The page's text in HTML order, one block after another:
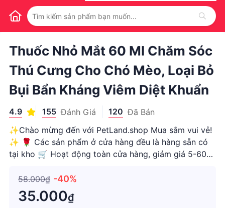
1 /
Thuốc Nhỏ Mắt 60 Ml Chăm Sóc
Thú Cưng Cho Chó Mèo, Loại Bỏ
Bụi Bẩn Kháng Viêm Diệt Khuẩn
4.9 155 Đánh Giá 120 Đã Bán
✨Chào mừng đến với PetLand.shop Mua sắm vui vẻ!
✨ 🌹 Các sản phẩm ở cửa hàng đều là hàng sẵn có
tại kho 🛒 Hoạt động toàn cửa hàng, giảm giá 5-60%;
gửi đi từ TP.hcm 🧧 Nhận phiếu giảm giá và nhận
nhiều ưu đãi hơn trước k
58.000₫ -40%
35.000₫